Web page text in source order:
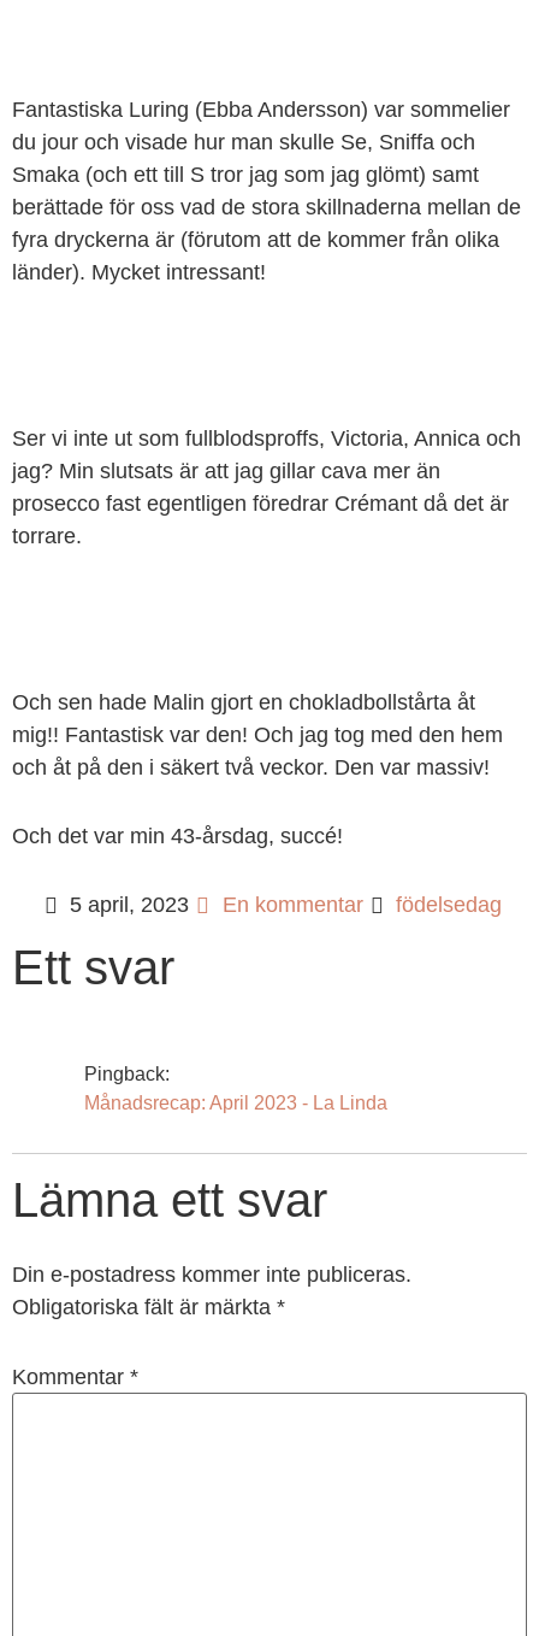
Fantastiska Luring (Ebba Andersson) var sommelier
du jour och visade hur man skulle Se, Sniffa och
Smaka (och ett till S tror jag som jag glömt) samt
berättade för oss vad de stora skillnaderna mellan de
fyra dryckerna är (förutom att de kommer från olika
länder). Mycket intressant!
Ser vi inte ut som fullblodsproffs, Victoria, Annica och
jag? Min slutsats är att jag gillar cava mer än
prosecco fast egentligen föredrar Crémant då det är
torrare.
Och sen hade Malin gjort en chokladbollstårta åt
mig!! Fantastisk var den! Och jag tog med den hem
och åt på den i säkert två veckor. Den var massiv!
Och det var min 43-årsdag, succé!
5 april, 2023 En kommentar födelsedag
Ett svar
Pingback:
Månadsrecap: April 2023 - La Linda
Lämna ett svar
Din e-postadress kommer inte publiceras.
Obligatoriska fält är märkta *
Kommentar *